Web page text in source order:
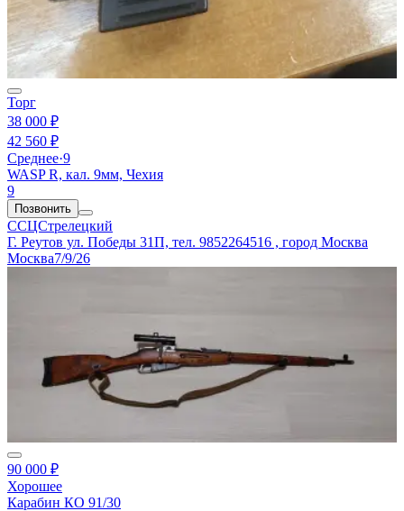
Торг
38 000 ₽
42 560 ₽
Среднее·9
WASP R, кал. 9мм, Чехия
9
Позвонить
ССЦСтрелецкий
Г. Реутов ул. Победы 31П, тел. 9852264516 , город Москва
Москва7/9/26
90 000 ₽
Хорошее
Карабин КО 91/30